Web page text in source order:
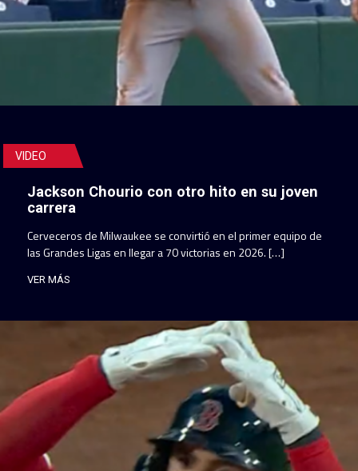
VIDEO
Jackson Chourio con otro hito en su joven
carrera
Cerveceros de Milwaukee se convirtió en el primer equipo de
las Grandes Ligas en llegar a 70 victorias en 2026. […]
VER MÁS